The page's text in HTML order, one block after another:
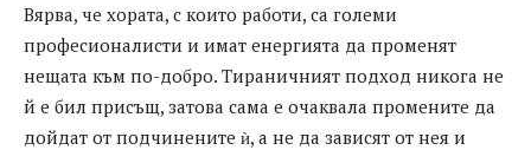
Вярва, че хората, с които работи, са големи
професионалисти и имат енергията да променят
нещата към по-добро. Тираничният подход никога не
й е бил присъщ, затова сама е очаквала промените да
дойдат от подчинените ѝ, а не да зависят от нея и